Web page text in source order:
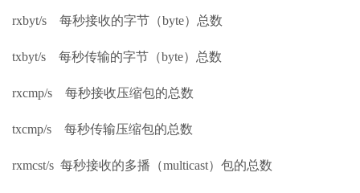
rxbyt/s 每秒接收的字节（byte）总数
txbyt/s 每秒传输的字节（byte）总数
rxcmp/s 每秒接收压缩包的总数
txcmp/s 每秒传输压缩包的总数
rxmcst/s 每秒接收的多播（multicast）包的总数